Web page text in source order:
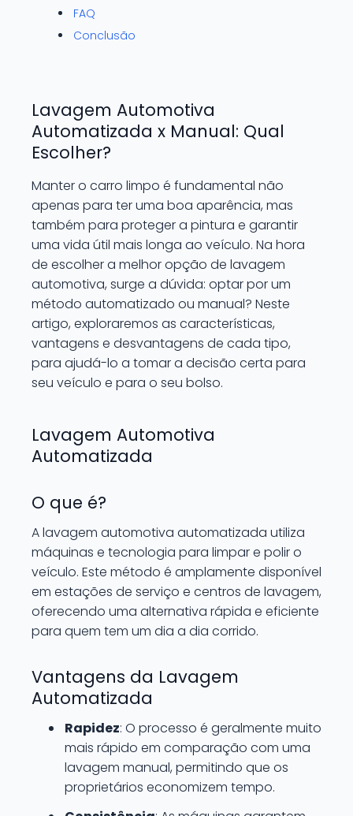
FAQ
Conclusão
Lavagem Automotiva
Automatizada x Manual: Qual
Escolher?
Manter o carro limpo é fundamental não
apenas para ter uma boa aparência, mas
também para proteger a pintura e garantir
uma vida útil mais longa ao veículo. Na hora
de escolher a melhor opção de lavagem
automotiva, surge a dúvida: optar por um
método automatizado ou manual? Neste
artigo, exploraremos as características,
vantagens e desvantagens de cada tipo,
para ajudá-lo a tomar a decisão certa para
seu veículo e para o seu bolso.
Lavagem Automotiva
Automatizada
O que é?
A lavagem automotiva automatizada utiliza
máquinas e tecnologia para limpar e polir o
veículo. Este método é amplamente disponível
em estações de serviço e centros de lavagem,
oferecendo uma alternativa rápida e eficiente
para quem tem um dia a dia corrido.
Vantagens da Lavagem
Automatizada
Rapidez: O processo é geralmente muito
mais rápido em comparação com uma
lavagem manual, permitindo que os
proprietários economizem tempo.